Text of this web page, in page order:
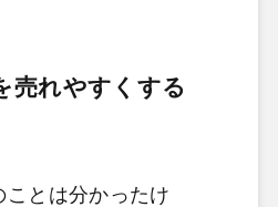
売れやすくする
とは分かったけ